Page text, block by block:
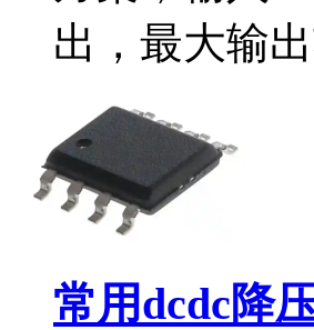
出，最大输
常用dcdc降